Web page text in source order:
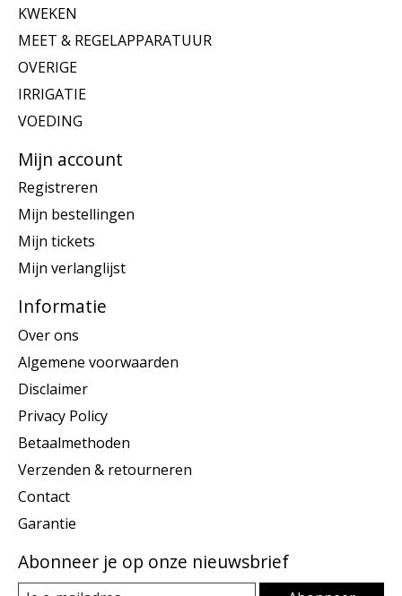
KWEKEN
MEET & REGELAPPARATUUR
OVERIGE
IRRIGATIE
VOEDING
Mijn account
Registreren
Mijn bestellingen
Mijn tickets
Mijn verlanglijst
Informatie
Over ons
Algemene voorwaarden
Disclaimer
Privacy Policy
Betaalmethoden
Verzenden & retourneren
Contact
Garantie
Abonneer je op onze nieuwsbrief